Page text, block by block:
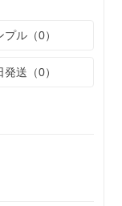
プル（0）
発送（0）